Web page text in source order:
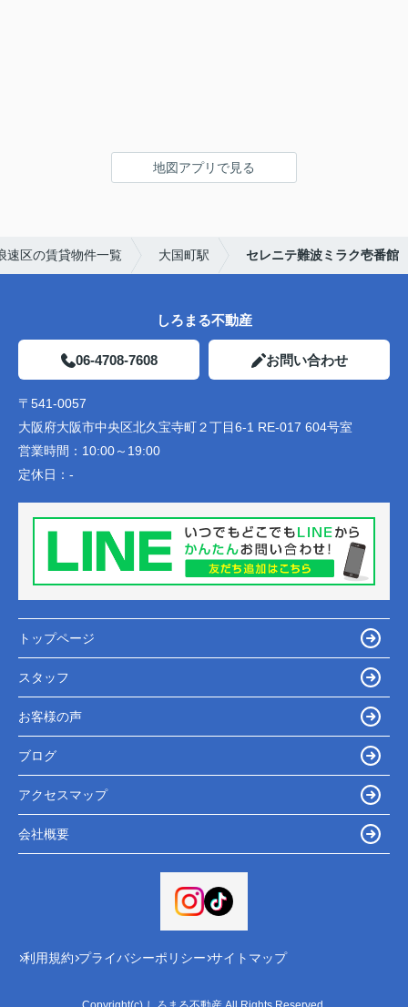
地図アプリで見る
速区の賃貸物件一覧 大国町駅 セレニテ難波ミラク壱番館
しろまる不動産
06-4708-7608 お問い合わせ
〒541-0057
大阪府大阪市中央区北久宝寺町２丁目6-1 RE-017 604号室
営業時間： 10:00～19:00
定休日： -
トップページ
スタッフ
お客様の声
ブログ
アクセスマップ
会社概要
利用規約 プライバシーポリシー サイトマップ